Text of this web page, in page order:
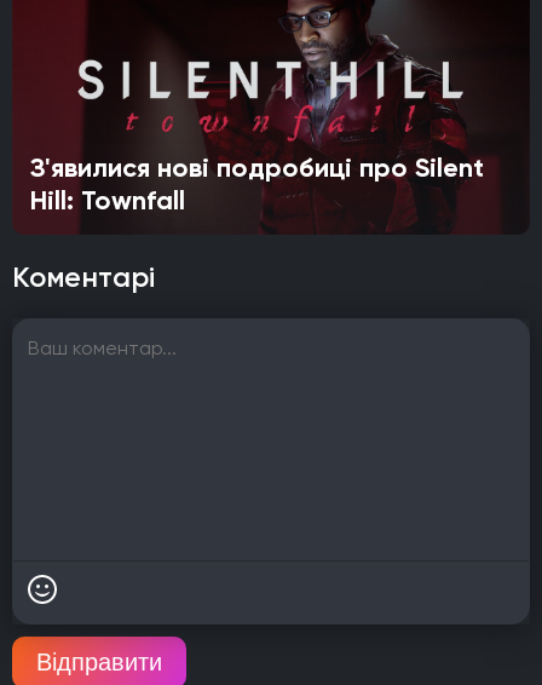
З'явилися нові подробиці про Silent
Hill: Townfall
Коментарі
Відправити